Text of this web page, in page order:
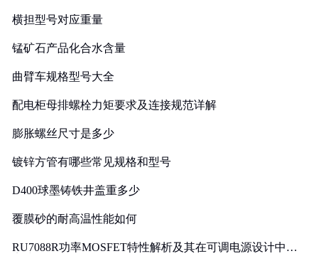
横担型号对应重量
锰矿石产品化合水含量
曲臂车规格型号大全
配电柜母排螺栓力矩要求及连接规范详解
膨胀螺丝尺寸是多少
镀锌方管有哪些常见规格和型号
D400球墨铸铁井盖重多少
覆膜砂的耐高温性能如何
RU7088R功率MOSFET特性解析及其在可调电源设计中的